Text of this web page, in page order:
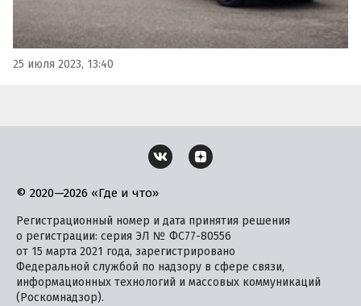
25 июля 2023, 13:40
© 2020—2026 «Где и что»
Регистрационный номер и дата принятия решения
о регистрации: серия ЭЛ № ФС77-80556
от 15 марта 2021 года, зарегистрировано
Федеральной службой по надзору в сфере связи,
информационных технологий и массовых коммуникаций
(Роскомнадзор).